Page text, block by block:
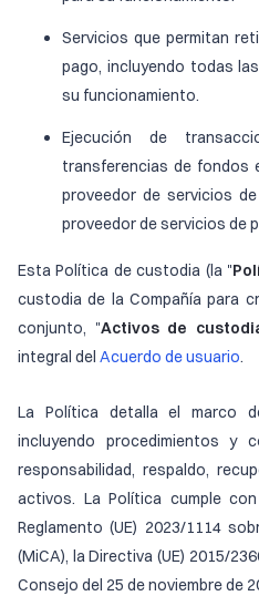
Servicios que permitan
pago, incluyendo todas
su funcionamiento.
Ejecución de
transferencias de fondos
proveedor de servicios
proveedor de servicios de
Esta Política de custodia (la "
custodia de la Compañía para
conjunto, "Activos de
integral del Acuerdo de usuario.
La Política detalla el marco
incluyendo procedimientos y
responsabilidad, respaldo,
activos. La Política cumple
Reglamento (UE) 2023/1114
(MiCA), la Directiva (UE) 2015/
Consejo del 25 de noviembre de